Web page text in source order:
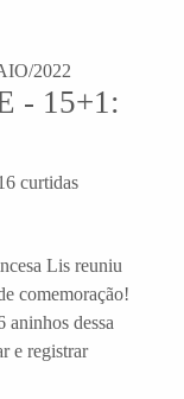
2022
- 15+1:
curtidas
Lis reuniu
comemoração!
aninhos dessa
e registrar